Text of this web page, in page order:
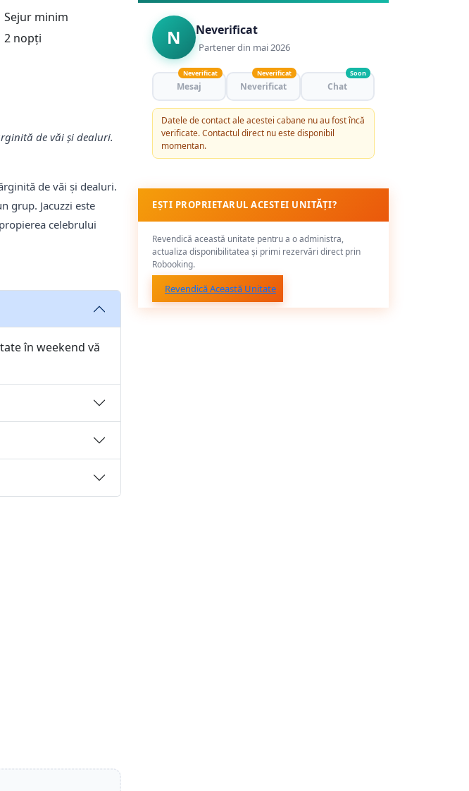
Sejur minim
2 nopți
de văi și dealuri.
de văi și dealuri.
grup. Jacuzzi este
celebrului
în weekend vă
N Neverificat
Partener din mai 2026
Mesaj
Neverificat
Neverificat
Neverificat
Chat
Soon
Datele de contact ale acestei cabane nu au fost încă
verificate. Contactul direct nu este disponibil
momentan.
EȘTI PROPRIETARUL ACESTEI UNITĂȚI?
Revendică această unitate pentru a o administra,
actualiza disponibilitatea și primi rezervări direct prin
Robooking.
Revendică Această Unitate